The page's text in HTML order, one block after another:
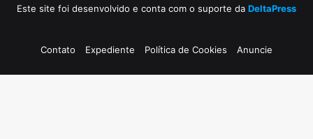
Este site foi desenvolvido e conta com o suporte da DeltaPress
Contato Expediente Política de Cookies Anuncie